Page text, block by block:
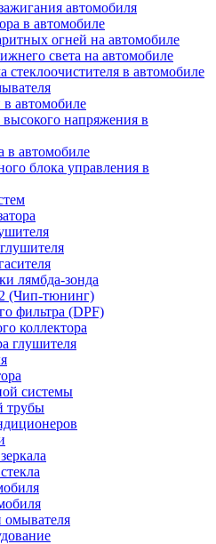
автомобиля
в автомобиле
огней на автомобиле
света на автомобиле
стеклоочистителя в автомобиле
автомобиле
напряжения в
в автомобиле
блока управления в
лямбда-зонда
(Чип-тюнинг)
фильтра (DPF)
коллектора
глушителя
системы
трубы
омывателя